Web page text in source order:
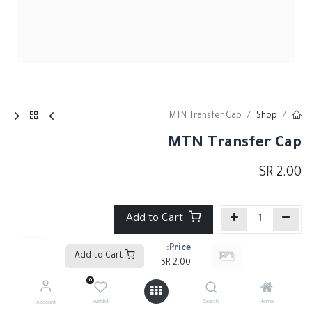
Price:
2.00
Home
Search
0
Wishlist
Account
Shop
MTN Transfer Cap
MTN Transfer Cap
2.00
Add to Cart
إضافة إلى قائمة الأمنيات